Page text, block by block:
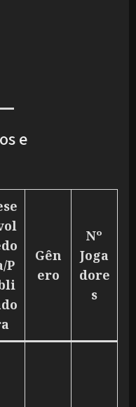
e
P
Gên
ero
Nº
Joga
dore
s